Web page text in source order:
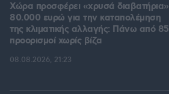
Χώρα προσφέρει «χρυσά διαβατήρια»
80.000 ευρώ για την καταπολέμηση
της κλιματικής αλλαγής: Πάνω από 85
προορισμοί χωρίς βίζα
08.08.2026, 21:23